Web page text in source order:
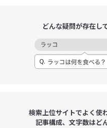
どんな疑問が存在し
検索上位サイトでよく使
記事構成、文字数はど